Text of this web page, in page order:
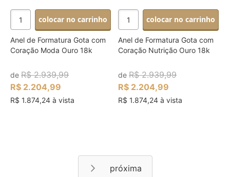
colocar no carrinho
Anel de Formatura Gota com
Coração Moda Ouro 18k
de R$ 2.939,99
R$ 2.204,99
R$ 1.874,24 à vista
colocar no carrinho
Anel de Formatura Gota com
Coração Nutrição Ouro 18k
deR$ 2.939,99
R$ 2.204,99
R$ 1.874,24 à vista
Página
Próximo